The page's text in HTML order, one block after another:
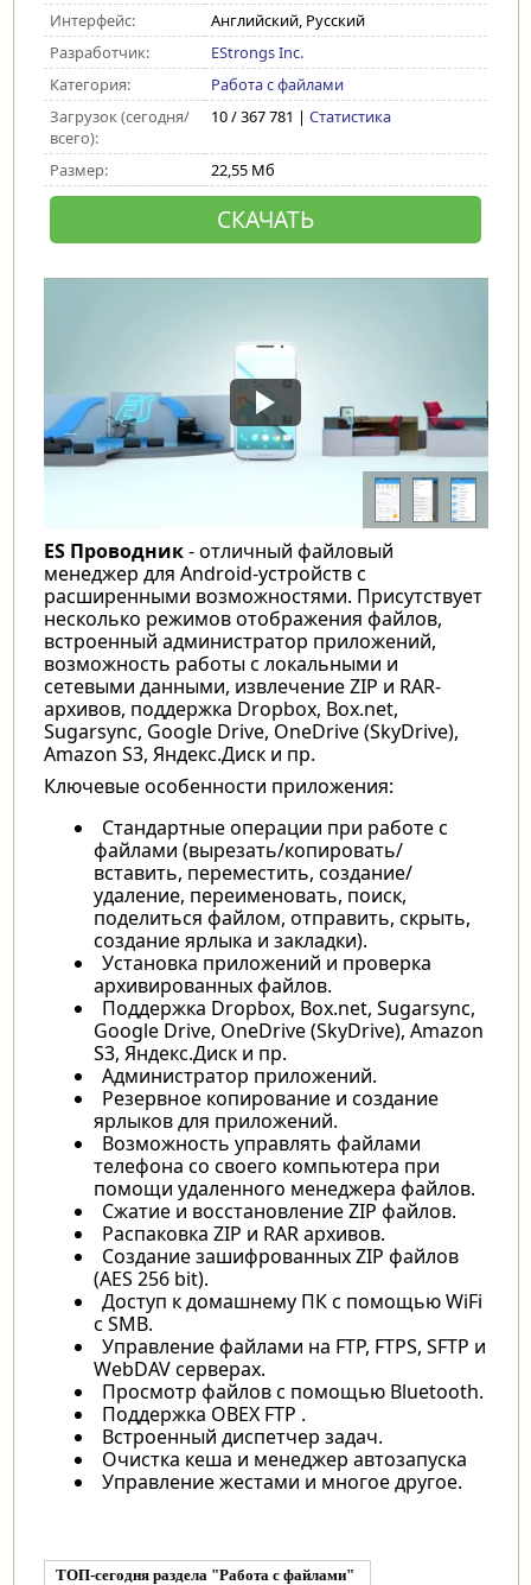
Интерфейс:
Английский, Русский
Разработчик:
EStrongs Inc.
Категория:
Работа с файлами
Загрузок (сегодня/
всего):
10 / 367 781 | Статистика
Размер: 22,55 Мб
СКАЧАТЬ
ES Проводник- отличный файловый
менеджер для Android-устройств с
расширенными возможностями. Присутствует
несколько режимов отображения файлов,
встроенный администратор приложений,
возможность работы с локальными и
сетевыми данными, извлечение ZIP и RAR-
архивов, поддержка Dropbox, Box.net,
Sugarsync, Google Drive, OneDrive (SkyDrive),
Amazon S3, Яндекс.Диск и пр.
Ключевые особенности приложения:
Стандартные операции при работе с
файлами (вырезать/копировать/
вставить, переместить, создание/
удаление, переименовать, поиск,
поделиться файлом, отправить, скрыть,
создание ярлыка и закладки).
Установка приложений и проверка
архивированных файлов.
Поддержка Dropbox, Box.net, Sugarsync,
Google Drive, OneDrive (SkyDrive), Amazon
S3, Яндекс.Диск и пр.
Администратор приложений.
Резервное копирование и создание
ярлыков для приложений.
Возможность управлять файлами
телефона со своего компьютера при
помощи удаленного менеджера файлов.
Сжатие и восстановление ZIP файлов.
Распаковка ZIP и RAR архивов.
Создание зашифрованных ZIP файлов
(AES 256 bit).
Доступ к домашнему ПК с помощью WiFi
с SMB.
Управление файлами на FTP, FTPS, SFTP и
WebDAV серверах.
Просмотр файлов с помощью Bluetooth.
Поддержка OBEX FTP .
Встроенный диспетчер задач.
Очистка кеша и менеджер автозапуска
Управление жестами и многое другое.
ТОП-сегодня раздела "Работа с файлами"